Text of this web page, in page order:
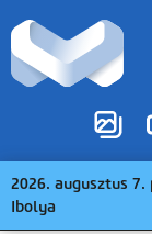
2026. augusztus 7.
Ibolya